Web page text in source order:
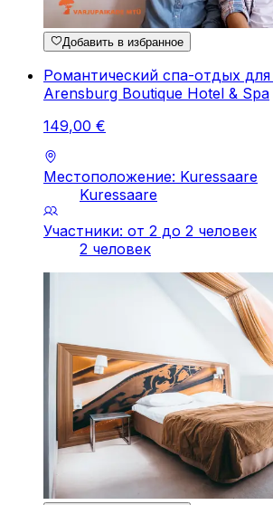
Добавить в избранное
Романтический спа-отдых для
Arensburg Boutique Hotel & Spa
149,00 €
Местоположение: Kuressaare
Kuressaare
Участники: от 2 до 2 человек
2 человек